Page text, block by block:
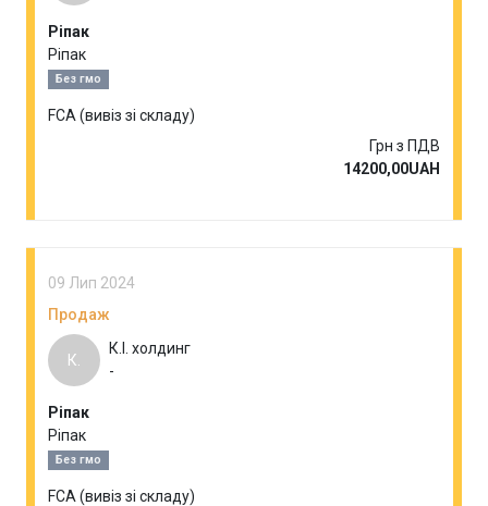
Ріпак
Ріпак
Без гмо
FCA (вивіз зі складу)
Грн з ПДВ
14200,00UAH
09 Лип 2024
Продаж
К.
К.І. холдинг
-
Ріпак
Ріпак
Без гмо
FCA (вивіз зі складу)